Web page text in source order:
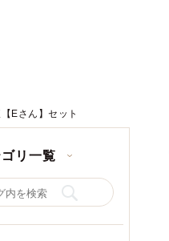
Eさん】セット
リ一覧